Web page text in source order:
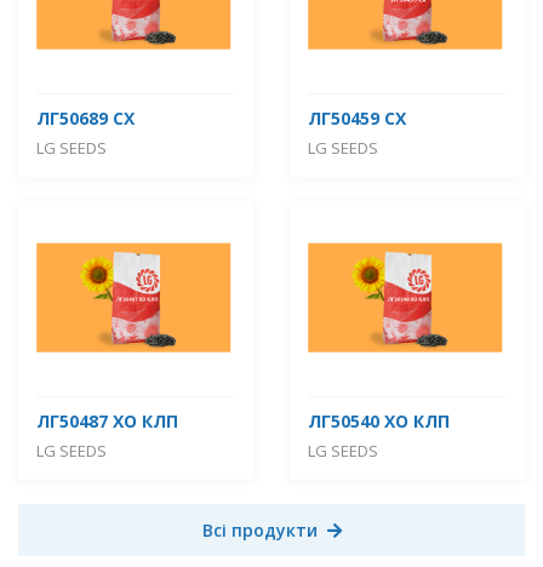
ЛГ50689 СХ
LG SEEDS
ЛГ50459 СХ
LG SEEDS
ЛГ50487 ХО КЛП
LG SEEDS
ЛГ50540 ХО КЛП
LG SEEDS
Всі продукти